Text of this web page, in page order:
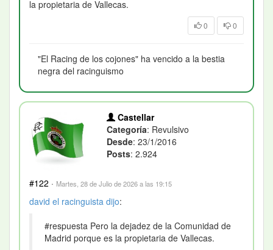
la propietaria de Vallecas.
0 0
"El Racing de los cojones" ha vencido a la bestia
negra del racinguismo
Castellar
Categoría: Revulsivo
Desde: 23/1/2016
Posts: 2.924
#122 · Martes, 28 de Julio de 2026 a las 19:15
david el racinguista dijo:
#respuesta Pero la dejadez de la Comunidad de
Madrid porque es la propietaria de Vallecas.